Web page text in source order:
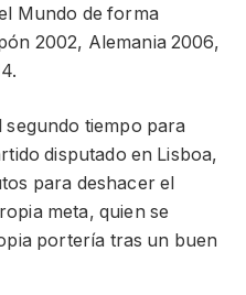
Mundo de forma
2002, Alemania 2006,
segundo tiempo para
disputado en Lisboa,
para deshacer el
meta, quien se
portería tras un buen